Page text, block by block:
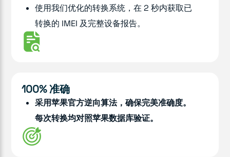
使用我们优化的转换系统，在 2 秒内获取已
转换的 IMEI 及完整设备报告。
100% 准确
采用苹果官方逆向算法，确保完美准确度。
每次转换均对照苹果数据库验证。